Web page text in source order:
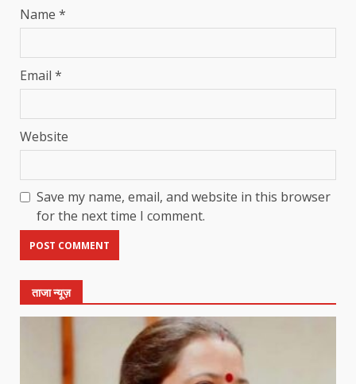
Name *
Email *
Website
Save my name, email, and website in this browser
for the next time I comment.
ताजा न्यूज़